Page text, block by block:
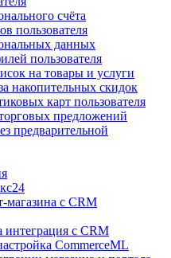
счёта
пользователя
данных
пользователя
на товары и услуги
накопительных скидок
карт пользователя
предложений
предварительной
магазина с CRM
интеграция с CRM
CommerceML